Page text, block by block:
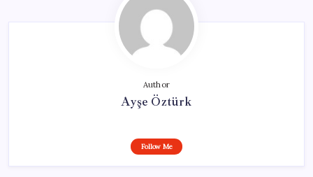
Author
Ayşe Öztürk
Follow Me